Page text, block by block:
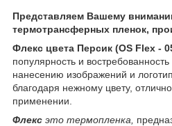
Представляем Вашему
термотрансферных пленок,
Флекс цвета Персик (OS Flex -
популярность и
нанесению изображений и
благодаря нежному цвету,
применении.
Флекс это термопленка,